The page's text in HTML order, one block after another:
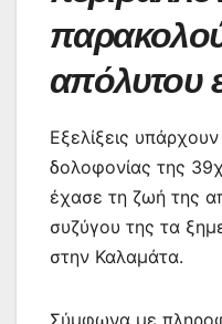
απόλυτου
Εξελίξεις
δολοφονίας της
έχασε τη ζωή της
συζύγου της τα
στην Καλαμάτα.
Σύμφωνα με